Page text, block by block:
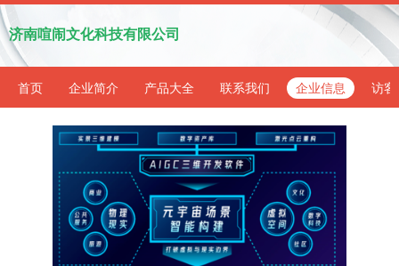
济南喧闹文化科技有限公司
首页 企业简介 产品大全 联系我们 企业信息 访客